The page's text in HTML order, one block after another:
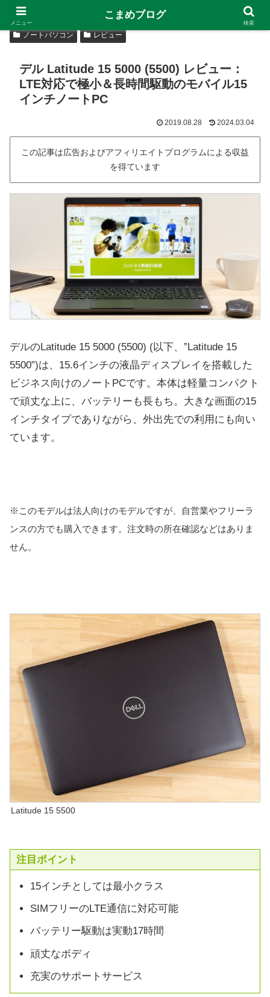
ノートパソコン レビュー
デル Latitude 15 5000 (5500) レビュー：
LTE対応で極小＆長時間駆動のモバイル15
インチノートPC
2019.08.28 2024.03.04
この記事は広告およびアフィリエイトプログラムによる収益
を得ています
デルのLatitude 15 5000 (5500) (以下、”Latitude 15
5500”)は、15.6インチの液晶ディスプレイを搭載した
ビジネス向けのノートPCです。本体は軽量コンパクト
で頑丈な上に、バッテリーも長もち。大きな画面の15
インチタイプでありながら、外出先での利用にも向い
ています。
※このモデルは法人向けのモデルですが、自営業やフリーラ
ンスの方でも購入できます。注文時の所在確認などはありま
せん。
Latitude 15 5500
注目ポイント
15インチとしては最小クラス
SIMフリーのLTE通信に対応可能
バッテリー駆動は実動17時間
頑丈なボディ
充実のサポートサービス
メニュー
こまめブログ
検索